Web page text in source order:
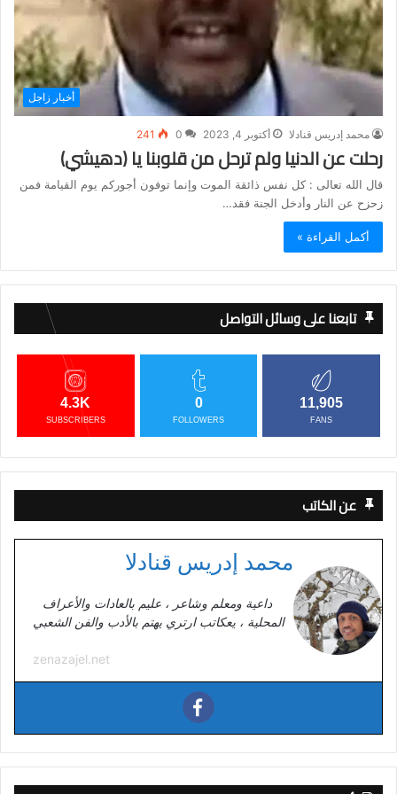
أخبار زاجل
محمد إدريس قنادلا أكتوبر 4, 2023 0
241
رحلت عن الدنيا ولم ترحل من قلوبنا يا (دهيشي)
قال الله تعالى : كل نفس ذائقة الموت وإنما توفون أجوركم يوم القيامة فمن
زحزح عن النار وأدخل الجنة فقد…
أكمل القراءة »
تابعنا على وسائل التواصل
11,905
FANS
0
FOLLOWERS
4.3K
SUBSCRIBERS
عن الكاتب
محمد إدريس قنادلا
داعية ومعلم وشاعر ، عليم بالعادات والأعراف
المحلية ، يعكاتب ارتري يهتم بالأدب والفن الشعبي
zenazajel.net